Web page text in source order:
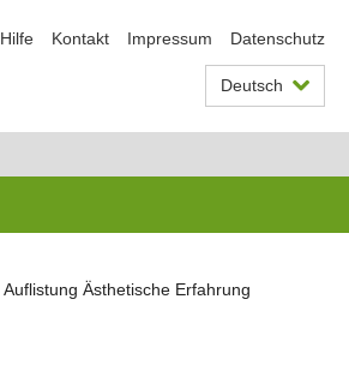
Hilfe Kontakt Impressum Datenschutz
Deutsch
Auflistung Ästhetische Erfahrung